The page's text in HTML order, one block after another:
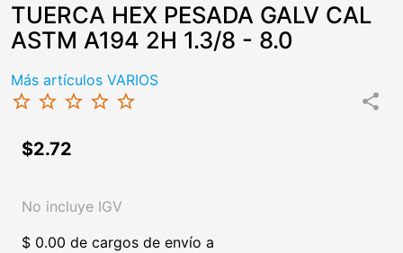
TUERCA HEX PESADA GALV CAL
ASTM A194 2H 1.3/8 - 8.0
Más artículos VARIOS
star_border star_border star_border star_border star_border share
$2.72
No incluye IGV
$ 0.00 de cargos de envío a